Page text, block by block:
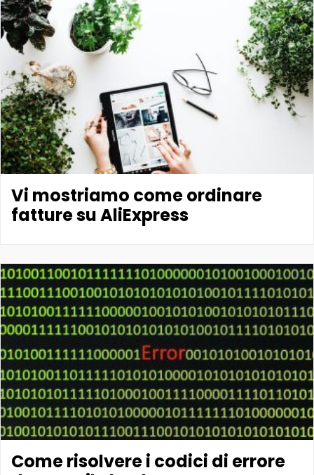
Vi mostriamo come ordinare
fatture su AliExpress
Come risolvere i codici di errore